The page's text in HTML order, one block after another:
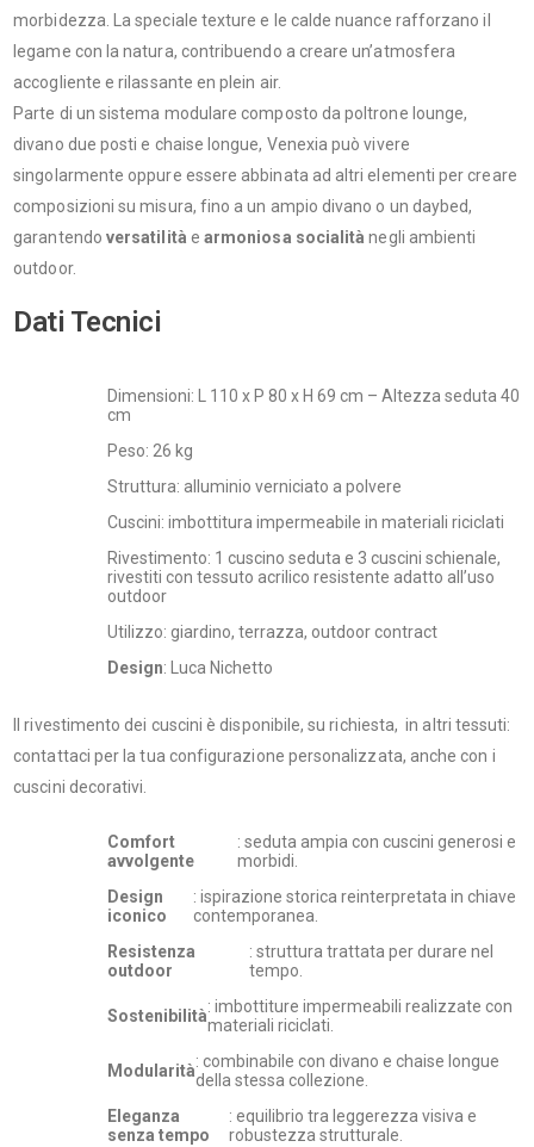
morbidezza. La speciale texture e le calde nuance rafforzano il
legame con la natura, contribuendo a creare un’atmosfera
accogliente e rilassante en plein air.
Parte di un sistema modulare composto da poltrone lounge,
divano due posti e chaise longue, Venexia può vivere
singolarmente oppure essere abbinata ad altri elementi per creare
composizioni su misura, fino a un ampio divano o un daybed,
garantendo versatilità e armoniosa socialità negli ambienti
outdoor.
Dati Tecnici
Dimensioni: L 110 x P 80 x H 69 cm – Altezza seduta 40
cm
Peso: 26 kg
Struttura: alluminio verniciato a polvere
Cuscini: imbottitura impermeabile in materiali riciclati
Rivestimento: 1 cuscino seduta e 3 cuscini schienale,
rivestiti con tessuto acrilico resistente adatto all’uso
outdoor
Utilizzo: giardino, terrazza, outdoor contract
Design: Luca Nichetto
Il rivestimento dei cuscini è disponibile, su richiesta, in altri tessuti:
contattaci per la tua configurazione personalizzata, anche con i
cuscini decorativi.
Comfort
avvolgente
: seduta ampia con cuscini generosi e
morbidi.
Design
iconico
: ispirazione storica reinterpretata in chiave
contemporanea.
Resistenza
outdoor
: struttura trattata per durare nel
tempo.
Sostenibilità: imbottiture impermeabili realizzate con
materiali riciclati.
Modularità: combinabile con divano e chaise longue
della stessa collezione.
Eleganza
senza tempo
: equilibrio tra leggerezza visiva e
robustezza strutturale.